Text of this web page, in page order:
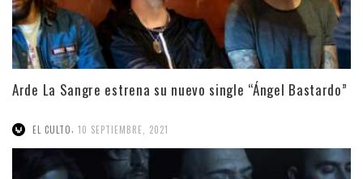
Arde La Sangre estrena su nuevo single “Ángel Bastardo”
EL CULTO 10 SEPTIEMBRE, 2021